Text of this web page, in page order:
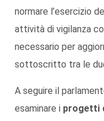
normare l’esercizio
attività di vigilanza
necessario per
sottoscritto tra le
A seguire il
esaminare i progetti